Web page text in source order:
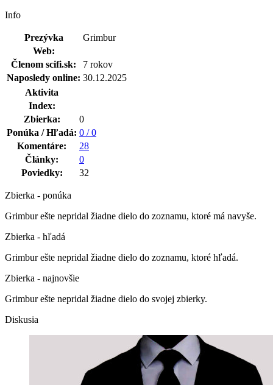
Info
Prezývka
Grimbur
Web:
Členom scifi.sk:
7 rokov
Naposledy online: 30.12.2025
Aktivita
Index:
Zbierka:
0
Ponúka / Hľadá: 0 / 0
Komentáre:
28
Články:
0
Poviedky:
32
Zbierka - ponúka
Grimbur ešte nepridal žiadne dielo do zoznamu, ktoré má navyše.
Zbierka - hľadá
Grimbur ešte nepridal žiadne dielo do zoznamu, ktoré hľadá.
Zbierka - najnovšie
Grimbur ešte nepridal žiadne dielo do svojej zbierky.
Diskusia